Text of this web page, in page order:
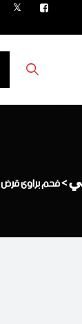
>فحم براوى قرض